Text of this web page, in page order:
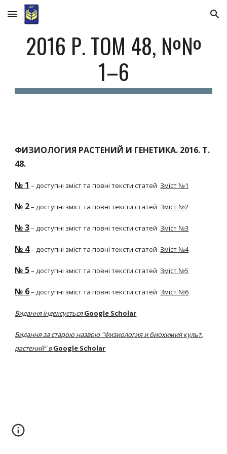
Skip to main content Skip to navigation
2016 Р. ТОМ 48, №№
1–6
ФИЗИОЛОГИЯ РАСТЕНИЙ И ГЕНЕТИКА. 2016. Т.
48.
№ 1 – доступні зміст та повні тексти статей Зміст №1
№ 2– доступні зміст та повні тексти статей Зміст №2
№ 3– доступні зміст та повні тексти статей Зміст №3
№ 4– доступні зміст та повні тексти статей Зміст №4
№ 5– доступні зміст та повні тексти статей Зміст №5
№ 6– доступні зміст та повні тексти статей Зміст №6
Видання індексуєтьсяGoogle Scholar
Видання за старою назвою "Физиология и биохимия культ.
растений" вGoogle Scholar